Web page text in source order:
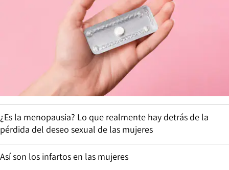
¿Es la menopausia? Lo que realmente hay detrás de la
pérdida del deseo sexual de las mujeres
Así son los infartos en las mujeres